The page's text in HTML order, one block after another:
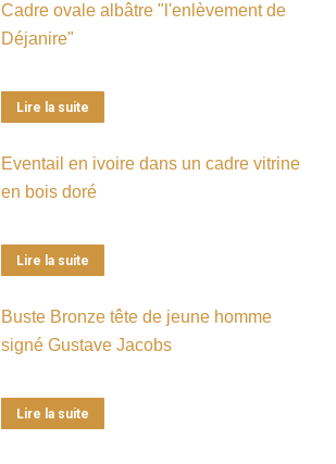
Cadre ovale albâtre "l'enlèvement de
Déjanire"
Lire la suite
Eventail en ivoire dans un cadre vitrine
en bois doré
Lire la suite
Buste Bronze tête de jeune homme
signé Gustave Jacobs
Lire la suite